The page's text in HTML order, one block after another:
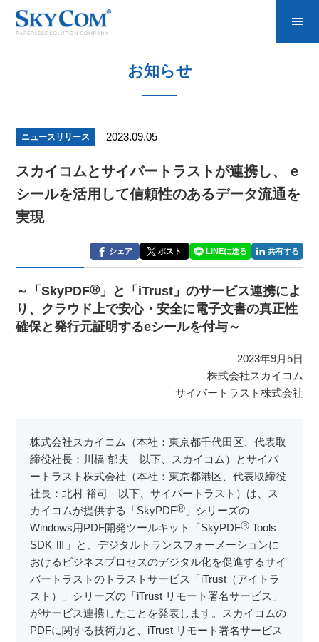
お知らせ
ニュースリリース 2023.09.05
スカイコムとサイバートラストが連携し、 e
シールを活用して信頼性のあるデータ流通を
実現
シェア ポスト LINEに送る 共有する
～「SkyPDFⓇ」と「iTrust」のサービス連携によ
り、クラウド上で安心・安全に電子文書の真正性
確保と発行元証明するeシールを付与～
2023年9月5日
株式会社スカイコム
サイバートラスト株式会社
株式会社スカイコム（本社：東京都千代田区、代表取
締役社長：川橋 郁夫 以下、スカイコム）とサイバ
ートラスト株式会社（本社：東京都港区、代表取締役
社長：北村 裕司 以下、サイバートラスト）は、ス
カイコムが提供する「SkyPDFⓇ 」シリーズの
Windows用PDF開発ツールキット「SkyPDFⓇ Tools
SDK Ⅲ」と、デジタルトランスフォーメーションに
おけるビジネスプロセスのデジタル化を促進するサイ
バートラストのトラストサービス「iTrust（アイトラ
スト）」シリーズの「iTrust リモート署名サービス」
がサービス連携したことを発表します。スカイコムの
PDFに関する技術力と、iTrust リモート署名サービス